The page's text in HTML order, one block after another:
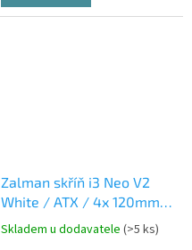
Zalman skříň i3 Neo V2
White / ATX / 4x 120mm
RGB Fan / 2x USB 3.0 /
Skladem u dodavatele (>5 ks)